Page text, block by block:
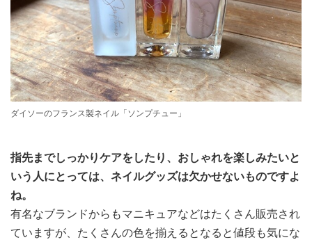
ダイソーのフランス製ネイル「ソンプチュー」
指先までしっかりケアをしたり、おしゃれを楽しみたいと
いう人にとっては、ネイルグッズは欠かせないものですよ
ね。
有名なブランドからもマニキュアなどはたくさん販売され
ていますが、たくさんの色を揃えるとなると値段も気にな